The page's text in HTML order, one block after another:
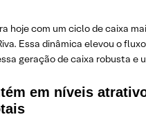
hoje com um ciclo de caixa
Essa dinâmica elevou o
geração de caixa robusta e
em níveis